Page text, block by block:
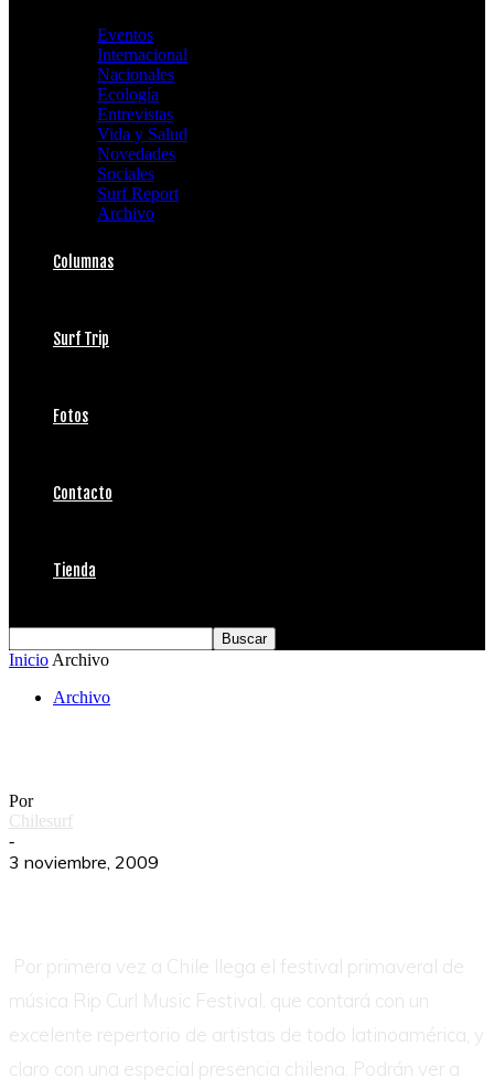
Eventos
Internacional
Nacionales
Ecología
Entrevistas
Vida y Salud
Novedades
Sociales
Surf Report
Archivo
Columnas
Surf Trip
Fotos
Contacto
Tienda
Inicio Archivo
Archivo
Por
Chilesurf
-
3 noviembre, 2009
Por primera vez a Chile llega el festival primaveral de
música Rip Curl Music Festival, que contará con un
excelente repertorio de artistas de todo latinoamérica, y
claro con una especial presencia chilena. Podrán ver a